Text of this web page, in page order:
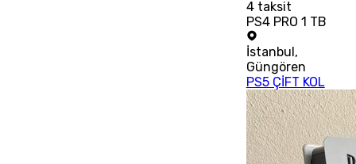
4taksit
PS4 PRO 1 TB
İstanbul,
Güngören
PS5 ÇİFT KOL